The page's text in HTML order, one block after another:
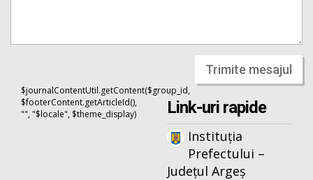
Trimite mesajul
$journalContentUtil.getContent($group_id,
$footerContent.getArticleId(),
"", "$locale", $theme_display)
Link-uri rapide
Instituția
Prefectului –
Județul Argeș